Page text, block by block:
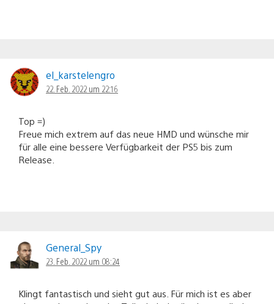
el_karstelengro
22. Feb. 2022 um 22:16
Top =)
Freue mich extrem auf das neue HMD und wünsche mir
für alle eine bessere Verfügbarkeit der PS5 bis zum
Release.
General_Spy
23. Feb. 2022 um 08:24
Klingt fantastisch und sieht gut aus. Für mich ist es aber